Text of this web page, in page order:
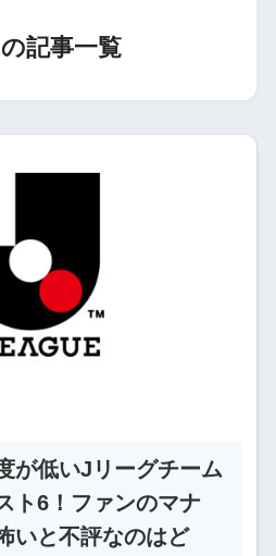
記事一覧
が低いJリーグチーム
ト6！ファンのマナ
いと不評なのはど